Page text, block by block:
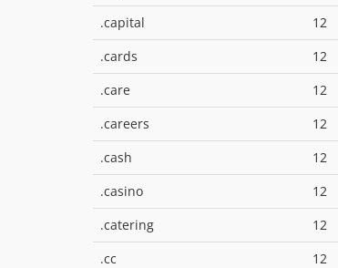
.capital 12
.cards 12
.care 12
.careers 12
.cash 12
.casino 12
.catering 12
.cc 12